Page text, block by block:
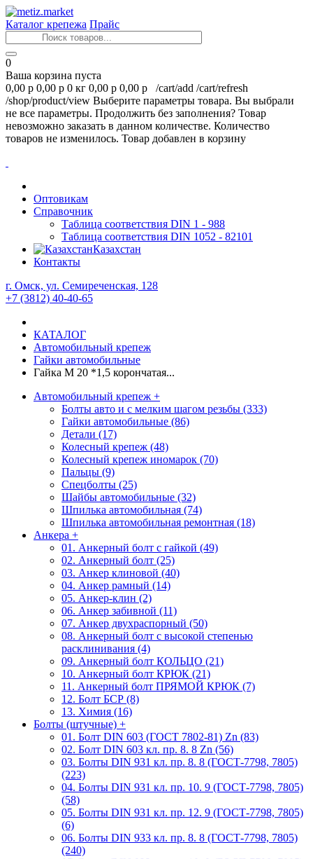
Каталог крепежа Прайс
0
Ваша корзина пуста
0,00 р 0,00 р 0 кг 0,00 р 0,00 р /cart/add /cart/refresh
/shop/product/view Выберите параметры товара. Вы выбрали
не все параметры. Продолжить без заполнения? Товар
невозможно заказать в данном количестве. Количество
товаров не изменилось. Товар добавлен в корзину
Оптовикам
Справочник
Таблица соответствия DIN 1 - 988
Таблица соответствия DIN 1052 - 82101
Казахстан
Контакты
г. Омск, ул. Семиреченская, 128
+7 (3812) 40-40-65
КАТАЛОГ
Автомобильный крепеж
Гайки автомобильные
Гайка М 20 *1,5 корончатая...
Автомобильный крепеж +
Болты авто и с мелким шагом резьбы (333)
Гайки автомобильные (86)
Детали (17)
Колесный крепеж (48)
Колесный крепеж иномарок (70)
Пальцы (9)
Спецболты (25)
Шайбы автомобильные (32)
Шпилька автомобильная (74)
Шпилька автомобильная ремонтная (18)
Анкера +
01. Анкерный болт с гайкой (49)
02. Анкерный болт (25)
03. Анкер клиновой (40)
04. Анкер рамный (14)
05. Анкер-клин (2)
06. Анкер забивной (11)
07. Анкер двухраспорный (50)
08. Анкерный болт с высокой степенью
расклинивания (4)
09. Анкерный болт КОЛЬЦО (21)
10. Анкерный болт КРЮК (21)
11. Анкерный болт ПРЯМОЙ КРЮК (7)
12. Болт БСР (8)
13. Химия (16)
Болты (штучные) +
01. Болт DIN 603 (ГОСТ 7802-81) Zn (83)
02. Болт DIN 603 кл. пр. 8. 8 Zn (56)
03. Болты DIN 931 кл. пр. 8. 8 (ГОСТ-7798, 7805)
(223)
04. Болты DIN 931 кл. пр. 10. 9 (ГОСТ-7798, 7805)
(58)
05. Болты DIN 931 кл. пр. 12. 9 (ГОСТ-7798, 7805)
(6)
06. Болты DIN 933 кл. пр. 8. 8 (ГОСТ-7798, 7805)
(240)